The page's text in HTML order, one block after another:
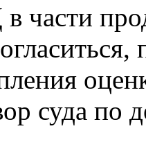
части
суда по